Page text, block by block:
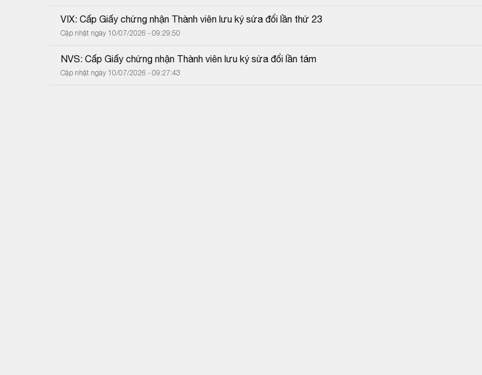
VIX: Cấp Giấy chứng nhận Thành viên lưu ký sửa đổi lần thứ 23
Cập nhật ngày 10/07/2026 - 09:29:50
NVS: Cấp Giấy chứng nhận Thành viên lưu ký sửa đổi lần tám
Cập nhật ngày 10/07/2026 - 09:27:43